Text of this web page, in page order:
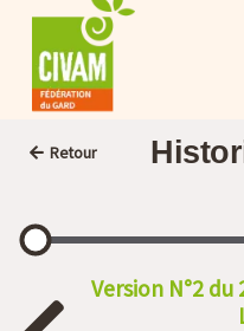
Retour
Version N°2 du